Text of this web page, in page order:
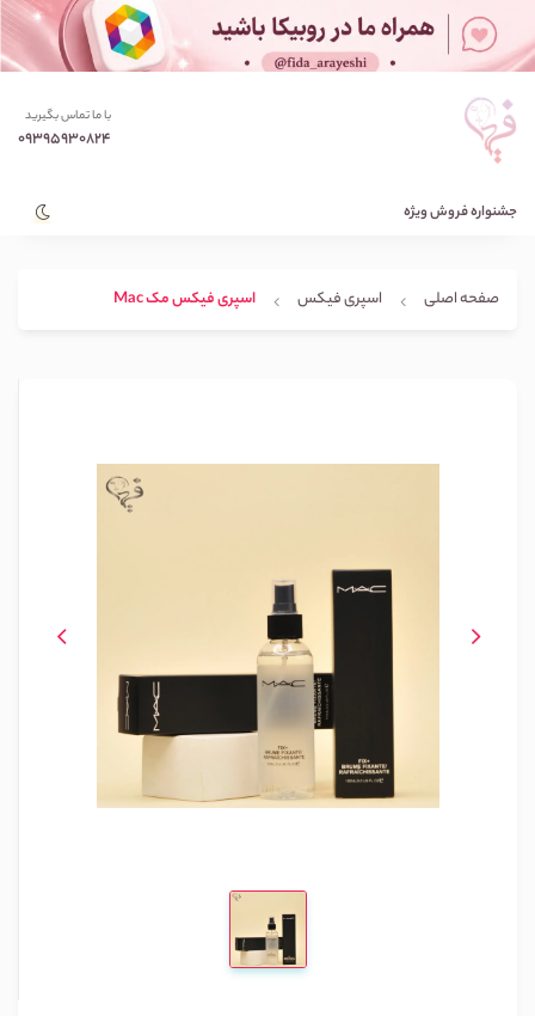
با ما تماس بگیرید
09395930824
جشنواره فروش ویژه
صفحه اصلی اسپری فیکس اسپری فیکس مک Mac